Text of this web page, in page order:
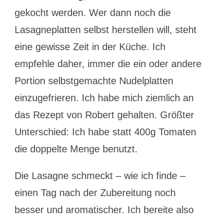
gekocht werden. Wer dann noch die
Lasagneplatten selbst herstellen will, steht
eine gewisse Zeit in der Küche. Ich
empfehle daher, immer die ein oder andere
Portion selbstgemachte Nudelplatten
einzugefrieren. Ich habe mich ziemlich an
das Rezept von Robert gehalten. Größter
Unterschied: Ich habe statt 400g Tomaten
die doppelte Menge benutzt.
Die Lasagne schmeckt – wie ich finde –
einen Tag nach der Zubereitung noch
besser und aromatischer. Ich bereite also